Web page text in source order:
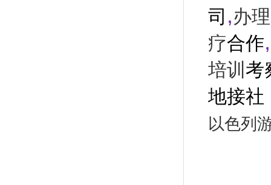
司 ,办
疗合作,
培训 考
地接社
以色列